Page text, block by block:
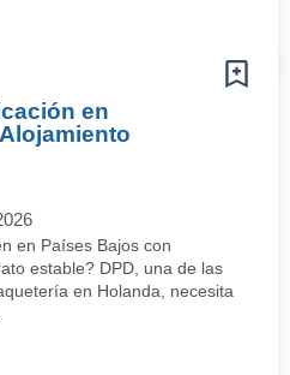
en
en Países Bajos con
estable? DPD, una de las
en Holanda, necesita